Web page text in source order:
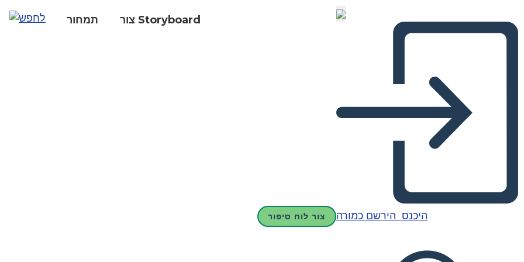
תמחור צור Storyboard
צור לוח סיפור היכנס הירשם כמורה